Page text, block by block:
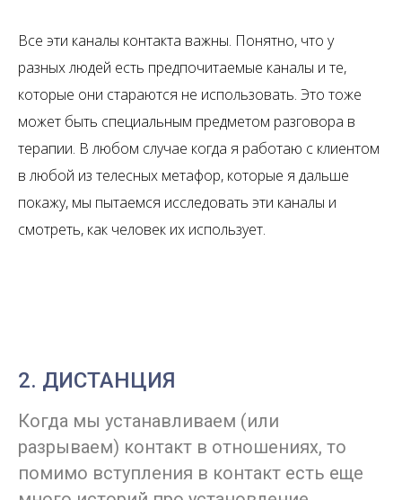
Все эти каналы контакта важны. Понятно, что у
разных людей есть предпочитаемые каналы и те,
которые они стараются не использовать. Это тоже
может быть специальным предметом разговора в
терапии. В любом случае когда я работаю с клиентом
в любой из телесных метафор, которые я дальше
покажу, мы пытаемся исследовать эти каналы и
смотреть, как человек их использует.
2. ДИСТАНЦИЯ
Когда мы устанавливаем (или
разрываем) контакт в отношениях, то
помимо вступления в контакт есть еще